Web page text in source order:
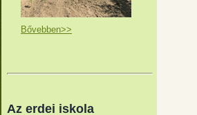
Bővebben>>
Az erdei iskola